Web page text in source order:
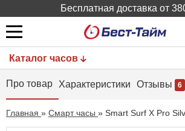
Бесплатная доставка от
Каталог часов
Про товар Характеристики Отзывы 6
Главная » Смарт часы » Smart Surf X Pro